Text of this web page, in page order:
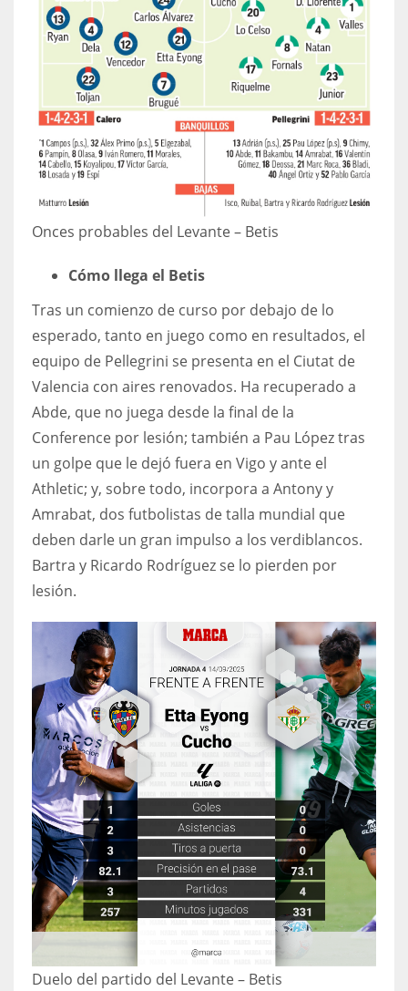
Onces probables del Levante – Betis
Cómo llega el Betis
Tras un comienzo de curso por debajo de lo
esperado, tanto en juego como en resultados, el
equipo de Pellegrini se presenta en el Ciutat de
Valencia con aires renovados. Ha recuperado a
Abde, que no juega desde la final de la
Conference por lesión; también a Pau López tras
un golpe que le dejó fuera en Vigo y ante el
Athletic; y, sobre todo, incorpora a Antony y
Amrabat, dos futbolistas de talla mundial que
deben darle un gran impulso a los verdiblancos.
Bartra y Ricardo Rodríguez se lo pierden por
lesión.
Duelo del partido del Levante – Betis